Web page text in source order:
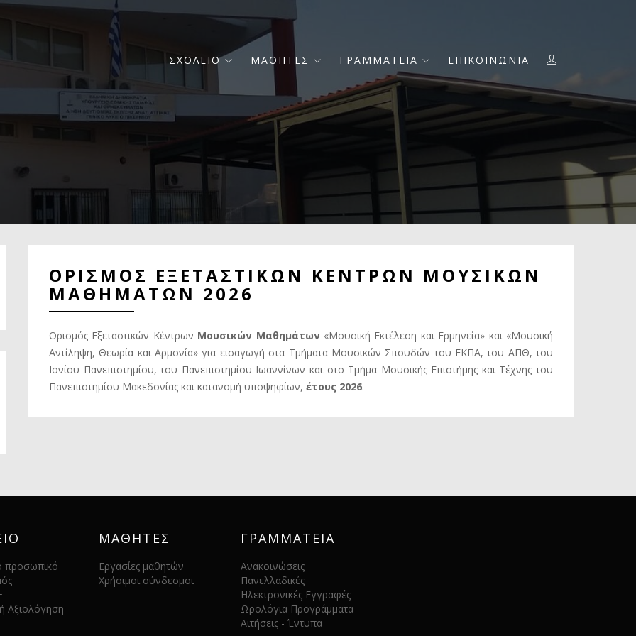
πλοήγηση
ΣΧΟΛΕΙΟ ΜΑΘΗΤΕΣ ΓΡΑΜΜΑΤΕΙΑ ΕΠΙΚΟΙΝΩΝΙΑ
ΟΡΙΣΜΟΣ ΕΞΕΤΑΣΤΙΚΩΝ ΚΕΝΤΡΩΝ ΜΟΥΣΙΚΩΝ
ΜΑΘΗΜΑΤΩΝ 2026
Ορισμός Εξεταστικών Κέντρων Μουσικών Μαθημάτων «Μουσική Εκτέλεση και Ερμηνεία» και «Μουσική
Αντίληψη, Θεωρία και Αρμονία» για εισαγωγή στα Τμήματα Μουσικών Σπουδών του ΕΚΠΑ, του ΑΠΘ, του
Ιονίου Πανεπιστηµίου, του Πανεπιστηµίου Ιωαννίνων και στο Τμήμα Μουσικής Επιστήµης και Τέχνης του
Πανεπιστηµίου Μακεδονίας και κατανομή υποψηφίων, έτους 2026.
προσωπικό
Αξιολόγηση
ΜΑΘΗΤΕΣ
Εργασίες μαθητών
Χρήσιμοι σύνδεσμοι
ΓΡΑΜΜΑΤΕΙΑ
Ανακοινώσεις
Πανελλαδικές
Ηλεκτρονικές Εγγραφές
Ωρολόγια Προγράμματα
Αιτήσεις - Έντυπα